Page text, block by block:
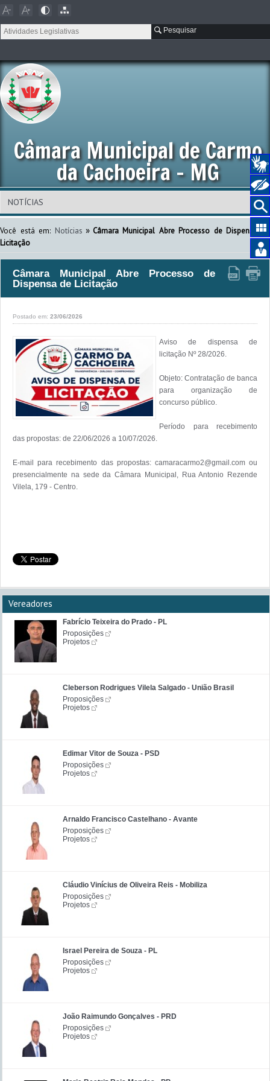
Pesquisar
Câmara Municipal de Carmo
da Cachoeira - MG
Você está em: Notícias » Câmara Municipal Abre Processo de Dispensa de
Licitação
Câmara Municipal Abre Processo de
Dispensa de Licitação
Postado em: 23/06/2026
Aviso de dispensa de
licitação Nº 28/2026.
Objeto: Contratação de banca
para organização de
concurso público.
Período para recebimento
das propostas: de 22/06/2026 a 10/07/2026.
E-mail para recebimento das propostas: camaracarmo2@gmail.com ou
presencialmente na sede da Câmara Municipal, Rua Antonio Rezende
Vilela, 179 - Centro.
Vereadores
Fabrício Teixeira do Prado - PL
Proposições
Projetos
Cleberson Rodrigues Vilela Salgado - União Brasil
Proposições
Projetos
Edimar Vitor de Souza - PSD
Proposições
Projetos
Arnaldo Francisco Castelhano - Avante
Proposições
Projetos
Cláudio Vinícius de Oliveira Reis - Mobiliza
Proposições
Projetos
Israel Pereira de Souza - PL
Proposições
Projetos
João Raimundo Gonçalves - PRD
Proposições
Projetos